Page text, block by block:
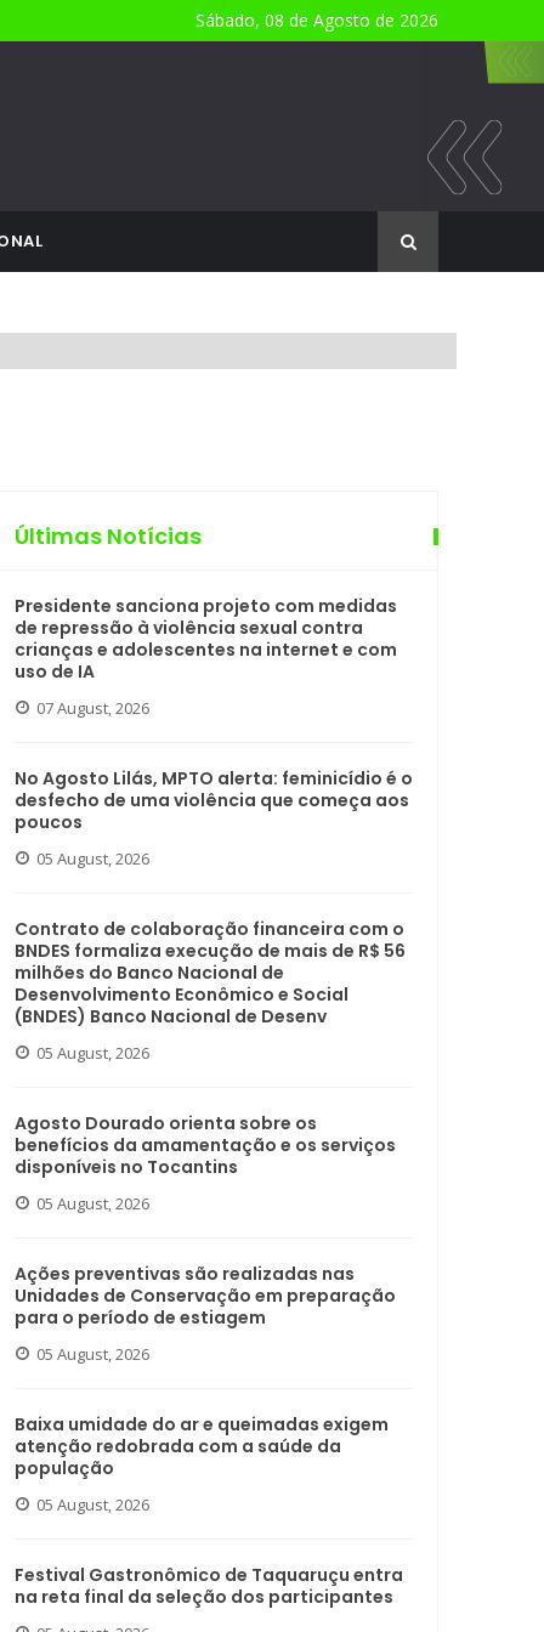
Sábado, 08 de Agosto de 2026
Últimas Notícias
Presidente sanciona projeto com medidas
de repressão à violência sexual contra
crianças e adolescentes na internet e com
uso de IA
07 August, 2026
No Agosto Lilás, MPTO alerta: feminicídio é o
desfecho de uma violência que começa aos
poucos
05 August, 2026
Contrato de colaboração financeira com o
BNDES formaliza execução de mais de R$ 56
milhões do Banco Nacional de
Desenvolvimento Econômico e Social
(BNDES) Banco Nacional de Desenv
05 August, 2026
Agosto Dourado orienta sobre os
benefícios da amamentação e os serviços
disponíveis no Tocantins
05 August, 2026
Ações preventivas são realizadas nas
Unidades de Conservação em preparação
para o período de estiagem
05 August, 2026
Baixa umidade do ar e queimadas exigem
atenção redobrada com a saúde da
população
05 August, 2026
Festival Gastronômico de Taquaruçu entra
na reta final da seleção dos participantes